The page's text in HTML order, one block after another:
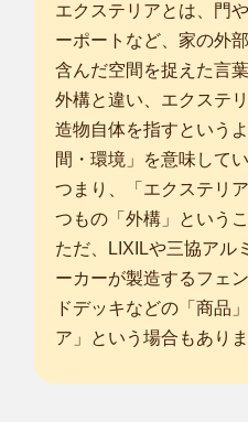
エクステリアとは、門
ーポートなど、家の外
含んだ空間を捉えた言葉
外構と違い、エクステ
造物自体を指すという
間・環境」を意味してい
つまり、「エクステリ
つもの「外構」というこ
ただ、LIXILや三協アル
ーカーが製造するフェ
ドデッキなどの「商品
ア」という場合もありま